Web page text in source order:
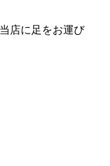
店に足をお運び